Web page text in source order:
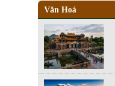
Văn Hoá